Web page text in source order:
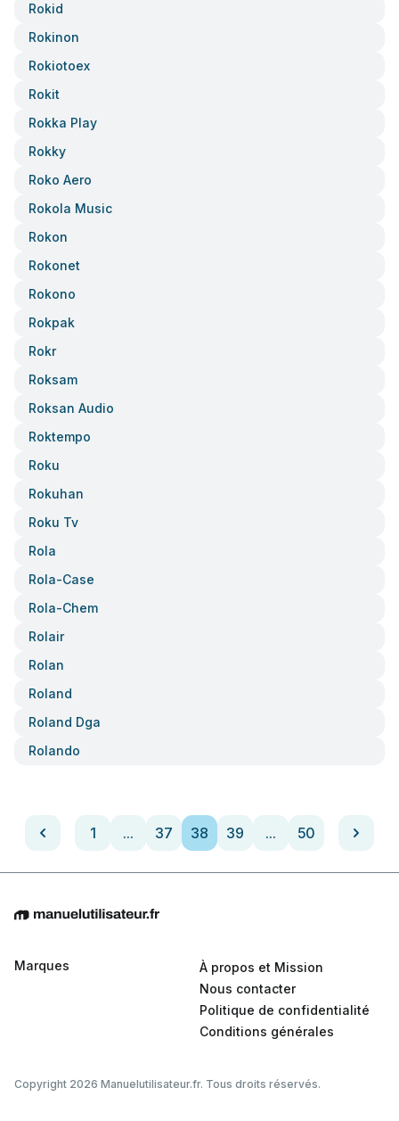
Rokid
Rokinon
Rokiotoex
Rokit
Rokka Play
Rokky
Roko Aero
Rokola Music
Rokon
Rokonet
Rokono
Rokpak
Rokr
Roksam
Roksan Audio
Roktempo
Roku
Rokuhan
Roku Tv
Rola
Rola-Case
Rola-Chem
Rolair
Rolan
Roland
Roland Dga
Rolando
1 ... 37 38 39 ... 50
Marques
À propos et Mission
Nous contacter
Politique de confidentialité
Conditions générales
Copyright 2026 Manuelutilisateur.fr. Tous droits réservés.